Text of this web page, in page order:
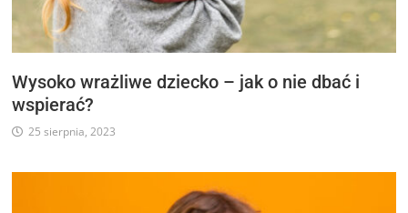
Wysoko wrażliwe dziecko – jak o nie dbać i
wspierać?
25 sierpnia, 2023